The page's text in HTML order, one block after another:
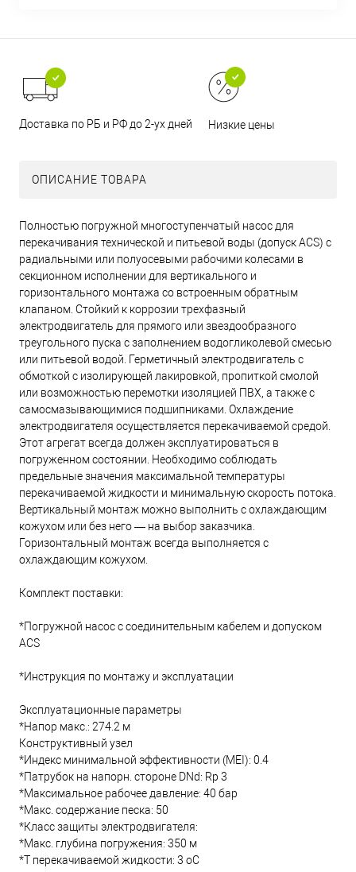
Доставка по РБ и РФ до 2-ух дней Низкие цены
ОПИСАНИЕ ТОВАРА
Полностью погружной многоступенчатый насос для
перекачивания технической и питьевой воды (допуск ACS) с
радиальными или полуосевыми рабочими колесами в
секционном исполнении для вертикального и
горизонтального монтажа со встроенным обратным
клапаном. Стойкий к коррозии трехфазный
электродвигатель для прямого или звездообразного
треугольного пуска с заполнением водогликолевой смесью
или питьевой водой. Герметичный электродвигатель с
обмоткой с изолирующей лакировкой, пропиткой смолой
или возможностью перемотки изоляцией ПВХ, а также с
самосмазывающимися подшипниками. Охлаждение
электродвигателя осуществляется перекачиваемой средой.
Этот агрегат всегда должен эксплуатироваться в
погруженном состоянии. Необходимо соблюдать
предельные значения максимальной температуры
перекачиваемой жидкости и минимальную скорость потока.
Вертикальный монтаж можно выполнить с охлаждающим
кожухом или без него — на выбор заказчика.
Горизонтальный монтаж всегда выполняется с
охлаждающим кожухом.
Комплект поставки:
*Погружной насос с соединительным кабелем и допуском
ACS
*Инструкция по монтажу и эксплуатации
Эксплуатационные параметры
*Напор макс.: 274.2 м
Конструктивный узел
*Индекс минимальной эффективности (MEI): 0.4
*Патрубок на напорн. стороне DNd: Rp 3
*Максимальное рабочее давление: 40 бар
*Макс. содержание песка: 50
*Класс защиты электродвигателя:
*Макс. глубина погружения: 350 м
*Т перекачиваемой жидкости: 3 oC